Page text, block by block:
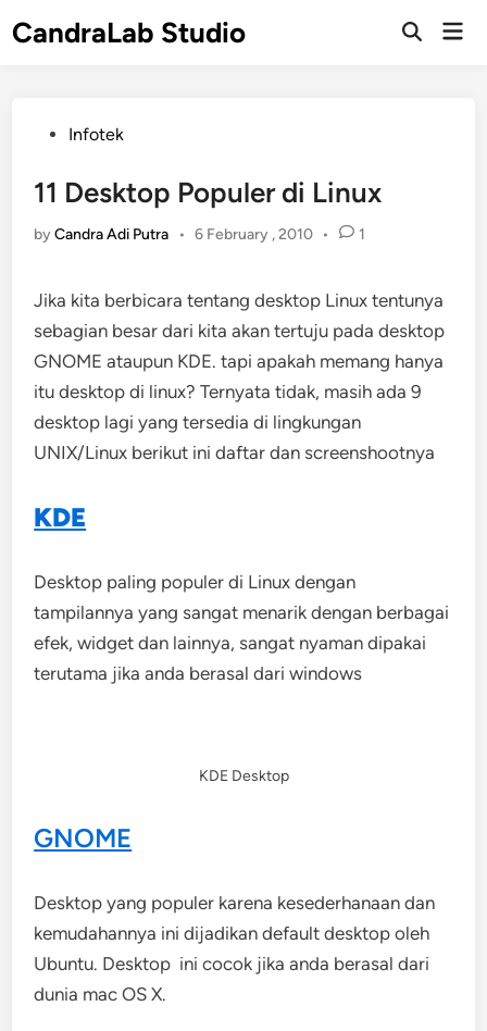
toCandraLab Studio
Open
PostedInfotek
11 Desktop Populer di Linux
byCandra Adi Putra • 6 February , 2010 • 1
Jika kita berbicara tentang desktop Linux tentunya
sebagian besar dari kita akan tertuju pada desktop
GNOME ataupun KDE. tapi apakah memang hanya
itu desktop di linux? Ternyata tidak, masih ada 9
desktop lagi yang tersedia di lingkungan
UNIX/Linux berikut ini daftar dan screenshootnya
KDE
Desktop paling populer di Linux dengan
tampilannya yang sangat menarik dengan berbagai
efek, widget dan lainnya, sangat nyaman dipakai
terutama jika anda berasal dari windows
KDE Desktop
GNOME
Desktop yang populer karena kesederhanaan dan
kemudahannya ini dijadikan default desktop oleh
Ubuntu. Desktop ini cocok jika anda berasal dari
dunia mac OS X.